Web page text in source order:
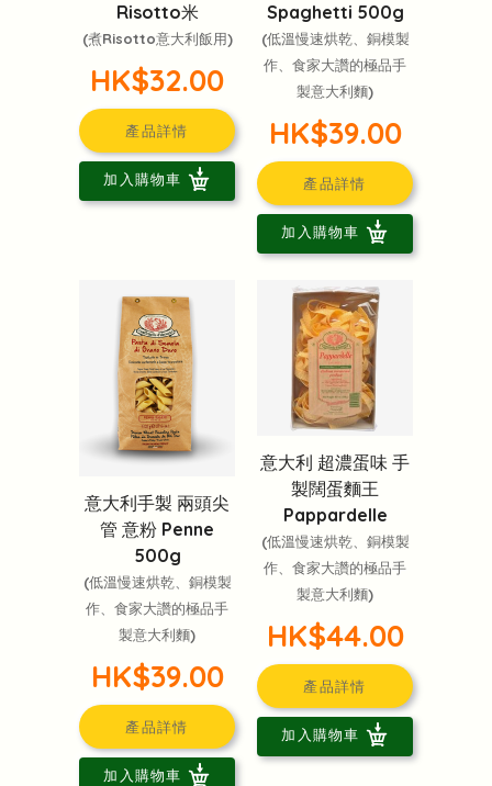
Risotto米
(煮Risotto意大利飯用)
HK$32.00
產品詳情
加入購物車
Spaghetti 500g
(低溫慢速烘乾、銅模製
作、食家大讚的極品手
製意大利麵)
HK$39.00
產品詳情
加入購物車
意大利手製 兩頭尖
管 意粉 Penne
500g
(低溫慢速烘乾、銅模製
作、食家大讚的極品手
製意大利麵)
HK$39.00
產品詳情
加入購物車
意大利 超濃蛋味 手
製闊蛋麵王
Pappardelle
(低溫慢速烘乾、銅模製
作、食家大讚的極品手
製意大利麵)
HK$44.00
產品詳情
加入購物車